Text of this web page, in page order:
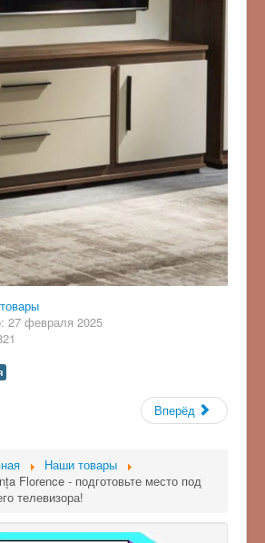
27 февраля 2025
Вперёд
Наши товары
Florence - подготовьте место под
телевизора!